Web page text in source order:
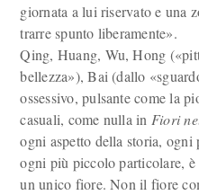
giornata a lui riservato e una
trarre spunto liberamente».
Qing, Huang, Wu, Hong
bellezza»), Bai (dallo
ossessivo, pulsante come la
casuali, come nulla in Fiori
ogni aspetto della storia,
ogni più piccolo particolare,
un unico fiore. Non il fiore